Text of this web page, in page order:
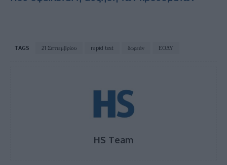
TAGS 21 Σεπτεμβρίου rapid test δωρεάν ΕΟΔΥ
HS Team